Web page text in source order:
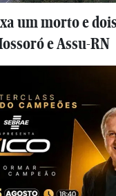
um morto e
e Assu-RN